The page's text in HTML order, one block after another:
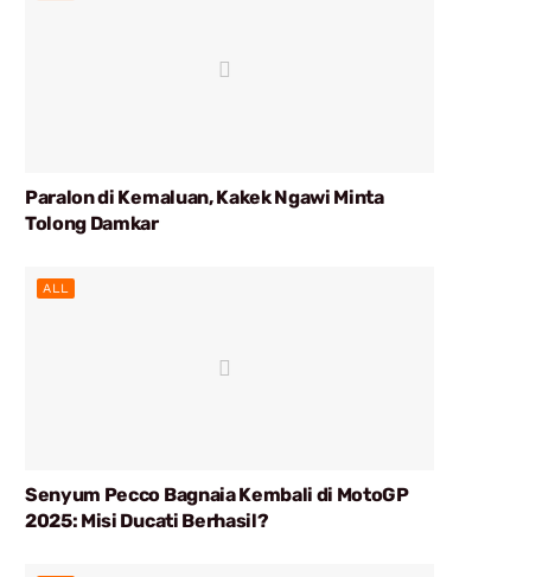
Paralon di Kemaluan, Kakek Ngawi Minta
Tolong Damkar
ALL
Senyum Pecco Bagnaia Kembali di MotoGP
2025: Misi Ducati Berhasil?